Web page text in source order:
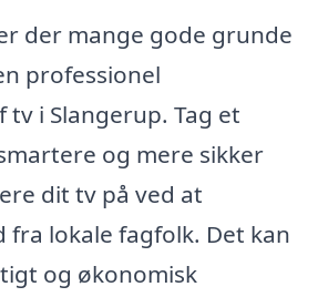
der mange gode grunde
professionel
i Slangerup. Tag et
og mere sikker
dit tv på ved at
lokale fagfolk. Det kan
og økonomisk